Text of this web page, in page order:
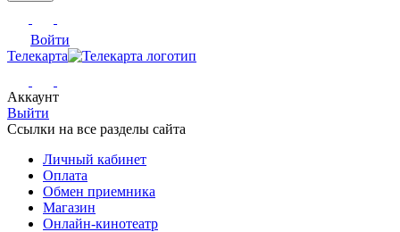
Войти
Телекарта
Аккаунт
Выйти
Ссылки на все разделы сайта
Личный кабинет
Оплата
Обмен приемника
Магазин
Онлайн-кинотеатр